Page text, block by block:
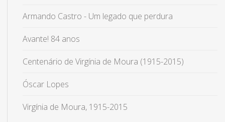
Armando Castro - Um legado que perdura
Avante! 84 anos
Centenário de Virgínia de Moura (1915-2015)
Óscar Lopes
Virgínia de Moura, 1915-2015